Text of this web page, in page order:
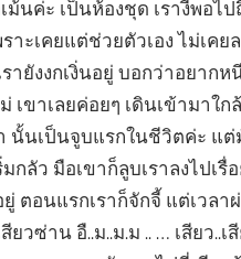
ม้นค่ะ เป็นห้องชุด เรางี้พอไ
าะเคยแต่ช่วยตัวเอง ไม่เคย
รายังงกเงิ่นอยู่ บอกว่าอยากห
เขาเลยค่อยๆ เดินเข้ามาใก
นั้นเป็นจูบแรกในชีวิตค่ะ แ
กลัว มือเขาก็ลูบเราลงไปเรื่
ตอนแรกเราก็จักจี้ แต่เวล
วซ่าน อื..ม..ม.ม .. … เสียว..เสี